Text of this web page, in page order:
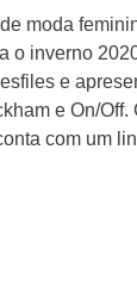
moda
o inverno
e
e On/
com um